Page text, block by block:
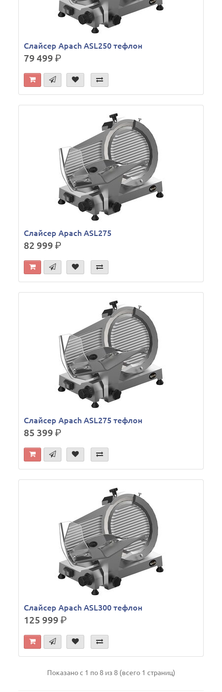
Слайсер Apach ASL250 тефлон
79 499р.
Слайсер Apach ASL275
82 999р.
Слайсер Apach ASL275 тефлон
85 399р.
Слайсер Apach ASL300 тефлон
125 999р.
Показано с 1 по 8 из 8 (всего 1 страниц)